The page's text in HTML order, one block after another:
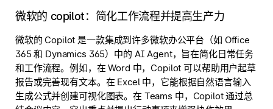
微软的 copilot：简化工作流程并提高生产力
微软的 Copilot 是一款集成到许多微软办公平台（如 Office
365 和 Dynamics 365）中的 AI Agent，旨在简化日常任务
和工作流程。例如，在 Word 中，Copilot 可以帮助用户起草
报告或完善现有文本。在 Excel 中，它能根据自然语言输入
生成公式并创建可视化图表。在 Teams 中，Copilot 通过总